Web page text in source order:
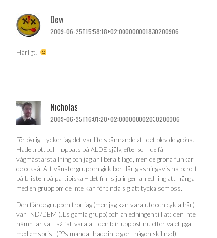
Dew
2009-06-25T15:58:18+02:000000001830200906
Härligt!
Nicholas
2009-06-25T16:01:20+02:000000002030200906
För övrigt tycker jag det var lite spännande att det blev de gröna.
Hade trott och hoppats på ALDE själv, eftersom de får
vågmästarställning och jag är liberalt lagd, men de gröna funkar
de också. Att vänstergruppen gick bort lär gissningsvis ha berott
på bristen på partipiska – det finns ju ingen anledning att hänga
med en grupp om de inte kan förbinda sig att tycka som oss.
Den fjärde gruppen tror jag (men jag kan vara ute och cykla här)
var IND/DEM (JLs gamla grupp) och anledningen till att den inte
nämn lär väl i så fall vara att den blir upplöst nu efter valet pga
medlemsbrist (PPs mandat hade inte gjort någon skillnad).